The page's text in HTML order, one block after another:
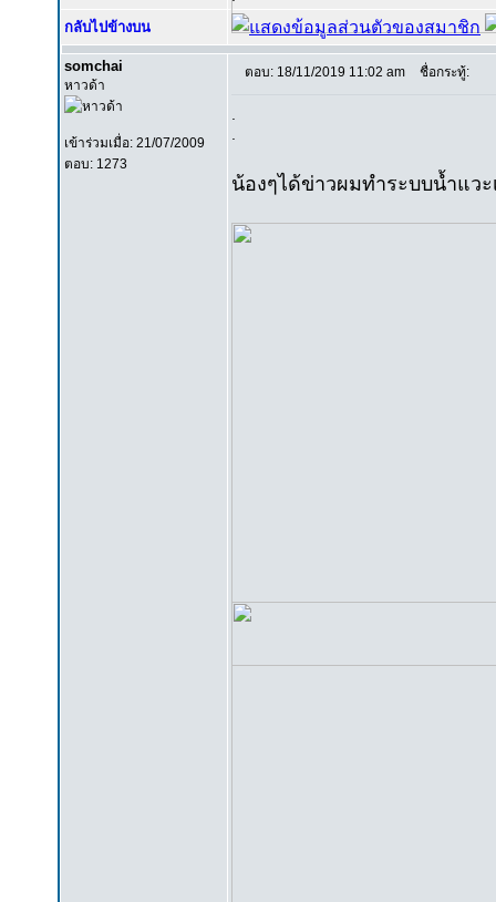
กลับไปข้างบน
somchai
หาวด้า
เข้าร่วมเมื่อ: 21/07/2009
ตอบ: 1273
ตอบ: 18/11/2019 11:02 am ชื่อกระทู้:
น้องๆได้ข่าวผมทำระบบน้ำแวะ